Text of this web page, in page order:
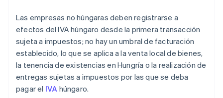
Las empresas no húngaras deben registrarse a
efectos del IVA húngaro desde la primera transacción
sujeta a impuestos; no hay un umbral de facturación
establecido, lo que se aplica a la venta local de bienes,
la tenencia de existencias en Hungría o la realización de
entregas sujetas a impuestos por las que se deba
pagar el IVA húngaro.